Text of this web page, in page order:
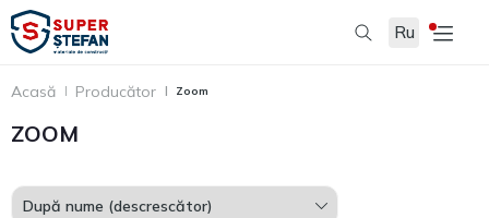
Ru
Acasă Producător Zoom
ZOOM
Filtru